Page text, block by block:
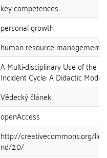
key competences
personal growth
human resource management
A Multi-disciplinary Use of the
Incident Cycle: A Didactic Model
Vědecký článek
openAccess
http://creativecommons.org/
nd/2.0/